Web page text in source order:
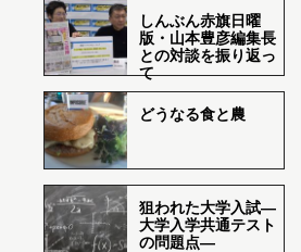
しんぶん赤旗日曜
版・山本豊彦編集長
との対談を振り返っ
て
どうなる食と農
狙われた大学入試―
大学入学共通テスト
の問題点―